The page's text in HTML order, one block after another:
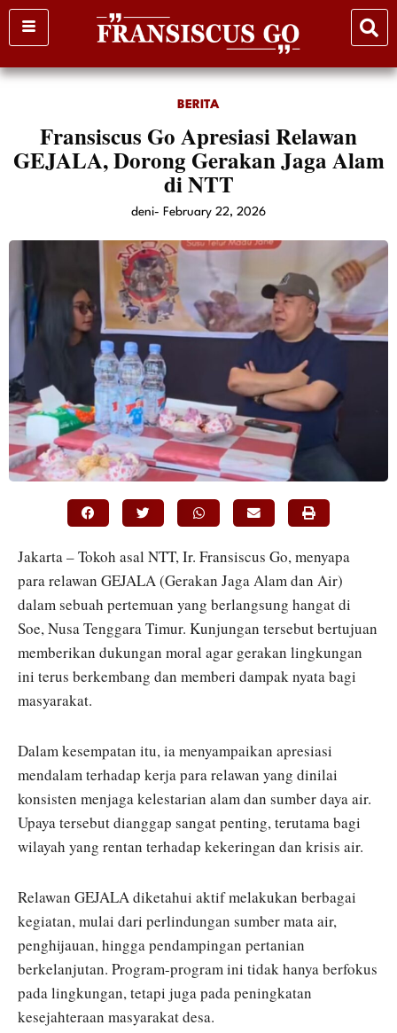
Skip
to
BERITA
Fransiscus Go Apresiasi Relawan
GEJALA, Dorong Gerakan Jaga Alam
di NTT
deni- February 22, 2026
Jakarta – Tokoh asal NTT, Ir. Fransiscus Go, menyapa
para relawan GEJALA (Gerakan Jaga Alam dan Air)
dalam sebuah pertemuan yang berlangsung hangat di
Soe, Nusa Tenggara Timur. Kunjungan tersebut bertujuan
memberikan dukungan moral agar gerakan lingkungan
ini terus berkembang dan memberi dampak nyata bagi
masyarakat.
Dalam kesempatan itu, ia menyampaikan apresiasi
mendalam terhadap kerja para relawan yang dinilai
konsisten menjaga kelestarian alam dan sumber daya air.
Upaya tersebut dianggap sangat penting, terutama bagi
wilayah yang rentan terhadap kekeringan dan krisis air.
Relawan GEJALA diketahui aktif melakukan berbagai
kegiatan, mulai dari perlindungan sumber mata air,
penghijauan, hingga pendampingan pertanian
berkelanjutan. Program-program ini tidak hanya berfokus
pada lingkungan, tetapi juga pada peningkatan
kesejahteraan masyarakat desa.